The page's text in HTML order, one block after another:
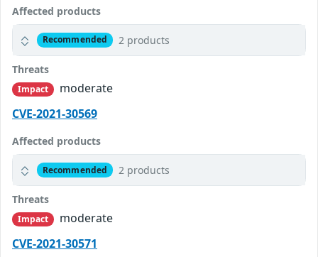
Affected products
Recommended 2 products
Threats
Impact
moderate
CVE-2021-30569
Affected products
Recommended 2 products
Threats
Impact
moderate
CVE-2021-30571